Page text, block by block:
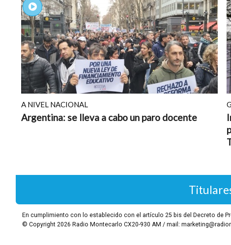
A NIVEL NACIONAL
Argentina: se lleva a cabo un paro docente
En cumplimiento con lo establecido con el artículo 25 bis del Decreto de
© Copyright 2026 Radio Montecarlo CX20-930 AM / mail: